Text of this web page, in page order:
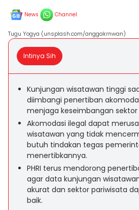
News Channel
Tugu Yogya (unsplash.com/anggakrnwan)
Intinya Sih
Kunjungan wisatawan tinggi
diimbangi penertiban
menjaga keseimbangan sektor
Akomodasi ilegal dapat
wisatawan yang tidak
butuh tindakan tegas
menertibkannya.
PHRI terus mendorong
agar data kunjungan
akurat dan sektor pariwisata
baik.